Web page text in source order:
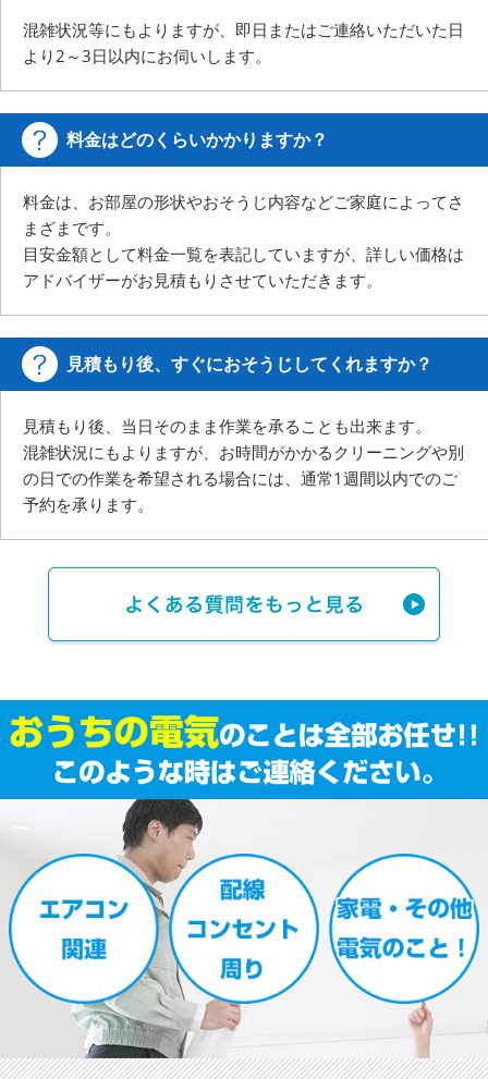
混雑状況等にもよりますが、即日またはご連絡いただいた日
より2～3日以内にお伺いします。
料金はどのくらいかかりますか？
料金は、お部屋の形状やおそうじ内容などご家庭によってさ
まざまです。
目安金額として料金一覧を表記していますが、詳しい価格は
アドバイザーがお見積もりさせていただきます。
見積もり後、すぐにおそうじしてくれますか？
見積もり後、当日そのまま作業を承ることも出来ます。
混雑状況にもよりますが、お時間がかかるクリーニングや別
の日での作業を希望される場合には、 通常1週間以内でのご
予約を承ります。